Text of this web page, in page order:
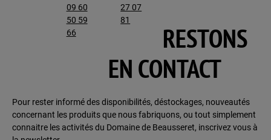
09 60
50 59
66
27 07
81
RESTONS
EN CONTACT
Pour rester informé des disponibilités, déstockages, nouveautés
concernant les produits que nous fabriquons, ou tout simplement
connaitre les activités du Domaine de Beausseret, inscrivez vous à